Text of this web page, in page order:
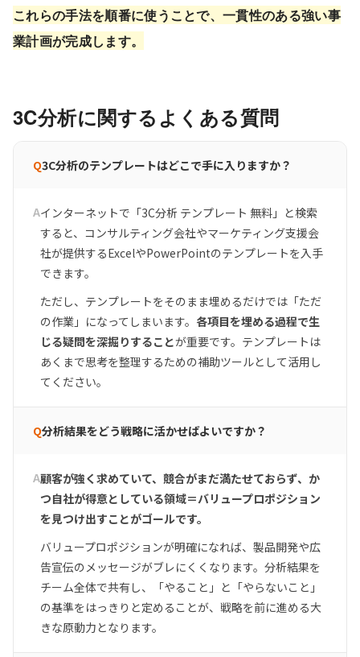
これらの手法を順番に使うことで、一貫性のある強い事
業計画が完成します。
3C分析に関するよくある質問
Q3C分析のテンプレートはどこで手に入りますか？
Aインターネットで「3C分析 テンプレート 無料」と検索
すると、コンサルティング会社やマーケティング支援会
社が提供するExcelやPowerPointのテンプレートを入手
できます。
ただし、テンプレートをそのまま埋めるだけでは「ただ
の作業」になってしまいます。 各項目を埋める過程で生
じる疑問を深掘りすることが重要です。テンプレートは
あくまで思考を整理するための補助ツールとして活用し
てください。
Q分析結果をどう戦略に活かせばよいですか？
A顧客が強く求めていて、競合がまだ満たせておらず、か
つ自社が得意としている領域＝バリュープロポジション
を見つけ出すことがゴールです。
バリュープロポジションが明確になれば、製品開発や広
告宣伝のメッセージがブレにくくなります。分析結果を
チーム全体で共有し、「やること」と「やらないこと」
の基準をはっきりと定めることが、戦略を前に進める大
きな原動力となります。